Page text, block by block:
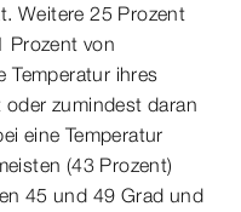
Weitere 25 Prozent
Prozent von
Temperatur ihres
zumindest daran
eine Temperatur
(43 Prozent)
45 und 49 Grad und